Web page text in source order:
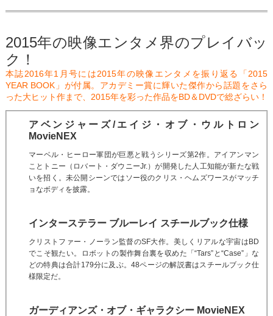
2015年の映像エンタメ界のプレイバッ
ク！
本誌2016年1月号には2015年の映像エンタメを振り返る「2015
YEAR BOOK」が付属。アカデミー賞に輝いた傑作から話題をさら
った大ヒット作まで、2015年を彩った作品をBD＆DVDで総ざらい！
アベンジャーズ/エイジ・オブ・ウルトロン
MovieNEX
マーベル・ヒーロー軍団が巨悪と戦うシリーズ第2作。アイアンマン
ことトニー（ロバート・ダウニーJr.）が開発した人工知能が新たな戦
いを招く。未公開シーンではソー役のクリス・ヘムズワースがマッチ
ョなボディを披露。
インターステラー ブルーレイ スチールブック仕様
クリストファー・ノーラン監督のSF大作。美しくリアルな宇宙はBD
でこそ観たい。ロボットの製作舞台裏を収めた「“Tars”と“Case”」な
どの特典は合計179分に及ぶ。48ページの解説書はスチールブック仕
様限定だ。
ガーディアンズ・オブ・ギャラクシー MovieNEX